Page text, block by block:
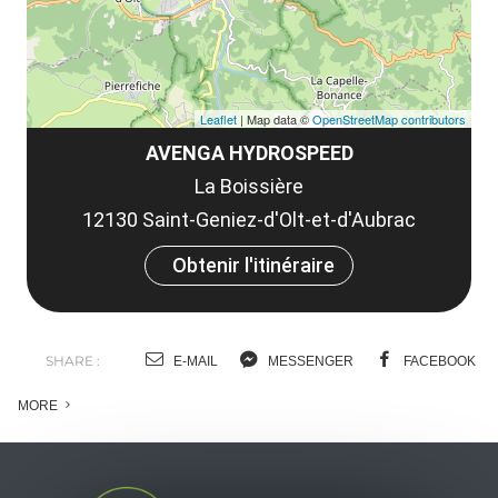
AVENGA HYDROSPEED
La Boissière
12130 Saint-Geniez-d'Olt-et-d'Aubrac
Obtenir l'itinéraire
Leaflet | Map data ©OpenStreetMap contributors
SHARE : E-MAIL MESSENGER FACEBOOK
MORE